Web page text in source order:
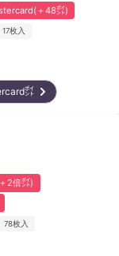
＋48㌽)
17枚入
㌽
2倍㌽)
78枚入